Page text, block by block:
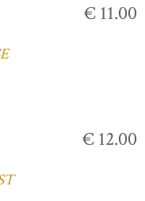
€ 11.00
€ 12.00